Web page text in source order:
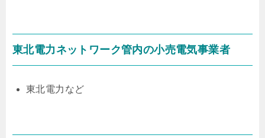
東北電力ネットワーク管内の小売電気事業者
東北電力など